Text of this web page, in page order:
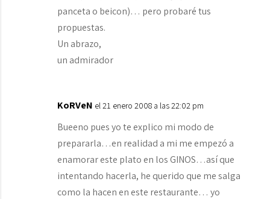
panceta o beicon)… pero probaré tus
propuestas.
Un abrazo,
un admirador
KoRVeN el 21 enero 2008 a las 22:02 pm
Bueeno pues yo te explico mi modo de
prepararla…en realidad a mi me empezó a
enamorar este plato en los GINOS…así que
intentando hacerla, he querido que me salga
como la hacen en este restaurante… yo